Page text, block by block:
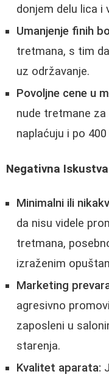
donjem delu lica i
Umanjenje finih
tretmana, s tim
uz održavanje.
Povoljne cene u
nude tretmane za
naplaćuju i po
Negativna Iskustva
Minimalni ili
da nisu videle
tretmana,
izraženim
Marketing
agresivno
zaposleni u
starenja.
Kvalitet aparata: